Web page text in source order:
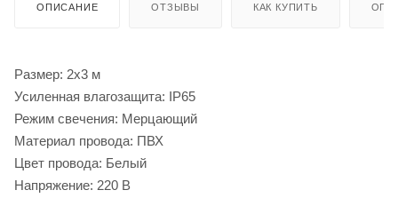
ОПИСАНИЕ ОТЗЫВЫ КАК КУПИТЬ
Размер: 2х3 м
Усиленная влагозащита: IP65
Режим свечения: Мерцающий
Материал провода: ПВХ
Цвет провода: Белый
Напряжение: 220 В